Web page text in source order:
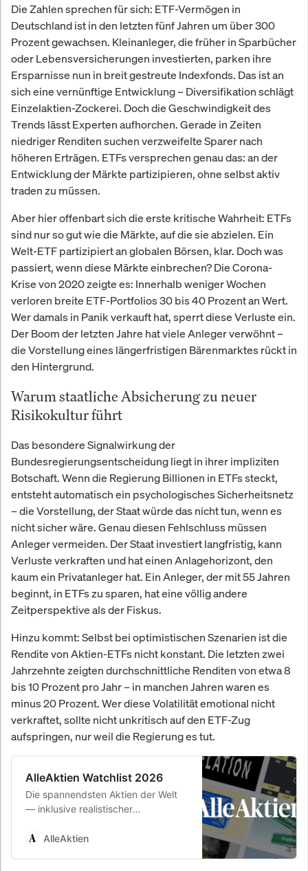
Die Zahlen sprechen für sich: ETF-Vermögen in
Deutschland ist in den letzten fünf Jahren um über 300
Prozent gewachsen. Kleinanleger, die früher in Sparbücher
oder Lebensversicherungen investierten, parken ihre
Ersparnisse nun in breit gestreute Indexfonds. Das ist an
sich eine vernünftige Entwicklung – Diversifikation schlägt
Einzelaktien-Zockerei. Doch die Geschwindigkeit des
Trends lässt Experten aufhorchen. Gerade in Zeiten
niedriger Renditen suchen verzweifelte Sparer nach
höheren Erträgen. ETFs versprechen genau das: an der
Entwicklung der Märkte partizipieren, ohne selbst aktiv
traden zu müssen.
Aber hier offenbart sich die erste kritische Wahrheit: ETFs
sind nur so gut wie die Märkte, auf die sie abzielen. Ein
Welt-ETF partizipiert an globalen Börsen, klar. Doch was
passiert, wenn diese Märkte einbrechen? Die Corona-
Krise von 2020 zeigte es: Innerhalb weniger Wochen
verloren breite ETF-Portfolios 30 bis 40 Prozent an Wert.
Wer damals in Panik verkauft hat, sperrt diese Verluste ein.
Der Boom der letzten Jahre hat viele Anleger verwöhnt –
die Vorstellung eines längerfristigen Bärenmarktes rückt in
den Hintergrund.
Warum staatliche Absicherung zu neuer
Risikokultur führt
Das besondere Signalwirkung der
Bundesregierungsentscheidung liegt in ihrer impliziten
Botschaft. Wenn die Regierung Billionen in ETFs steckt,
entsteht automatisch ein psychologisches Sicherheitsnetz
– die Vorstellung, der Staat würde das nicht tun, wenn es
nicht sicher wäre. Genau diesen Fehlschluss müssen
Anleger vermeiden. Der Staat investiert langfristig, kann
Verluste verkraften und hat einen Anlagehorizont, den
kaum ein Privatanleger hat. Ein Anleger, der mit 55 Jahren
beginnt, in ETFs zu sparen, hat eine völlig andere
Zeitperspektive als der Fiskus.
Hinzu kommt: Selbst bei optimistischen Szenarien ist die
Rendite von Aktien-ETFs nicht konstant. Die letzten zwei
Jahrzehnte zeigten durchschnittliche Renditen von etwa 8
bis 10 Prozent pro Jahr – in manchen Jahren waren es
minus 20 Prozent. Wer diese Volatilität emotional nicht
verkraftet, sollte nicht unkritisch auf den ETF-Zug
aufspringen, nur weil die Regierung es tut.
AlleAktien Watchlist 2026
Die spannendsten Aktien der Welt
— inklusive realistischer
von unserem Analystenteam.
AlleAktien